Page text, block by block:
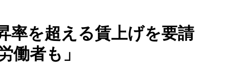
率を超える賃上げを要請
働者も」